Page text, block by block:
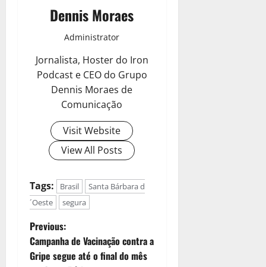
Dennis Moraes
Administrator
Jornalista, Hoster do Iron
Podcast e CEO do Grupo
Dennis Moraes de
Comunicação
Visit Website
View All Posts
Tags: Brasil
Santa Bárbara d
´Oeste
segura
Previous:
Campanha de Vacinação contra a
Gripe segue até o final do mês